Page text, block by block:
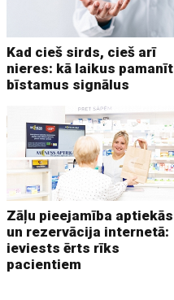
Kad cieš sirds, cieš arī
nieres: kā laikus pamanīt
bīstamus signālus
Zāļu pieejamība aptiekās
un rezervācija internetā:
ieviests ērts rīks
pacientiem